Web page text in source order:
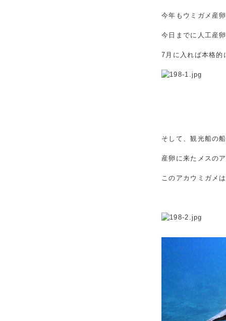
今年もウミガメ産
今日までに人工産
7月に入れば本格的
そして、観光船の
産卵に来たメスの
このアカウミガメ